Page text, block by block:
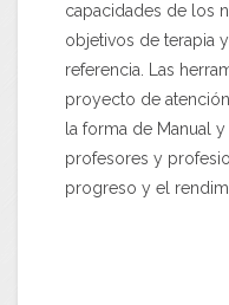
capacidades de los
objetivos de terapia
referencia. Las
proyecto de
la forma de Manual
profesores y
progreso y el